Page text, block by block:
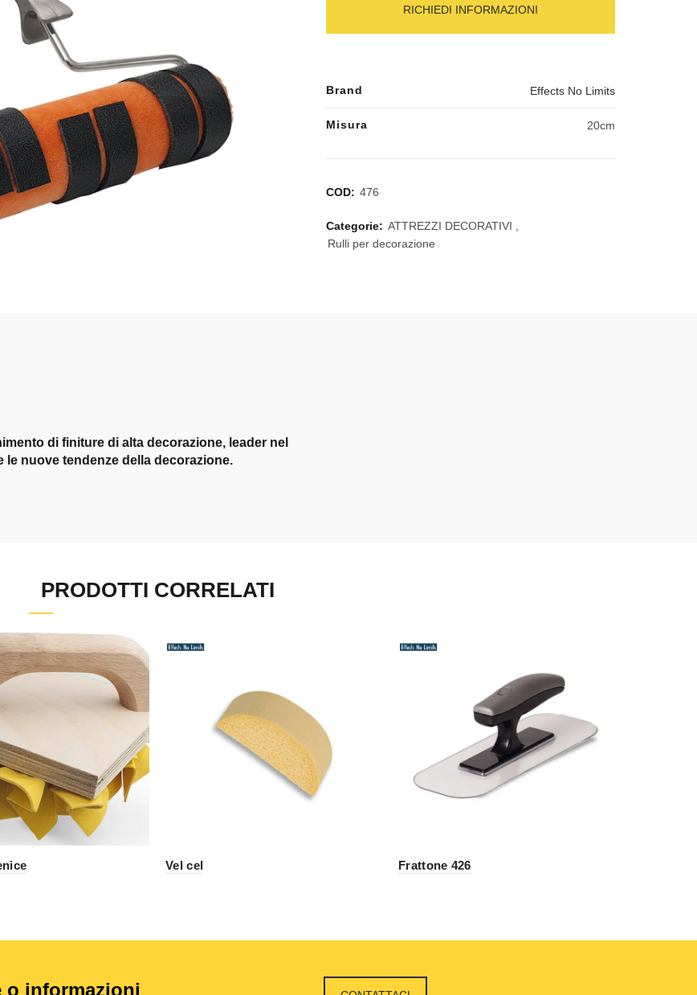
RICHIEDI INFORMAZIONI
Brand Effects No Limits
Misura 20cm
COD: 476
Categorie: ATTREZZI DECORATIVI
Rulli per decorazione
di finiture di alta decorazione, leader nel
le nuove tendenze della decorazione.
PRODOTTI CORRELATI
Vel cel Frattone 426
o informazioni